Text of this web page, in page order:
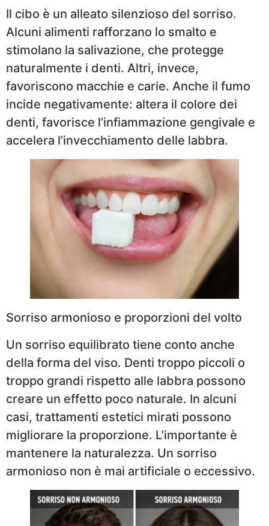
Il cibo è un alleato silenzioso del sorriso.
Alcuni alimenti rafforzano lo smalto e
stimolano la salivazione, che protegge
naturalmente i denti. Altri, invece,
favoriscono macchie e carie. Anche il fumo
incide negativamente: altera il colore dei
denti, favorisce l’infiammazione gengivale e
accelera l’invecchiamento delle labbra.
Sorriso armonioso e proporzioni del volto
Un sorriso equilibrato tiene conto anche
della forma del viso. Denti troppo piccoli o
troppo grandi rispetto alle labbra possono
creare un effetto poco naturale. In alcuni
casi, trattamenti estetici mirati possono
migliorare la proporzione. L’importante è
mantenere la naturalezza. Un sorriso
armonioso non è mai artificiale o eccessivo.